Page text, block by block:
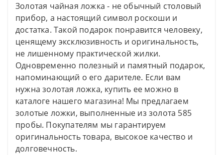
Золотая чайная ложка - не обычный столовый
прибор, а настоящий символ роскоши и
достатка. Такой подарок понравится человеку,
ценящему эксклюзивность и оригинальность,
не лишенному практической жилки.
Одновременно полезный и памятный подарок,
напоминающий о его дарителе. Если вам
нужна золотая ложка, купить ее можно в
каталоге нашего магазина! Мы предлагаем
золотые ложки, выполненные из золота 585
пробы. Покупателям мы гарантируем
оригинальность товара, высокое качество и
долговечность.